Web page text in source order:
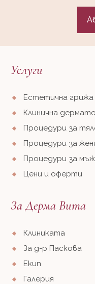
Услуги
Естетична грижа
Клинична
Процедури за
Процедури за
Процедури за
Цени и оферти
За Дерма Вита
Клиниката
За д-р Паскова
Екип
Галерия